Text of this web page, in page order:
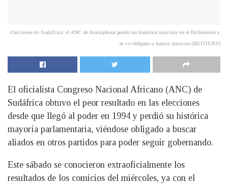
Elecciones en Sudáfrica: el ANC de Ramaphosa perdió su histórica mayoría en el Parlamento y
se ve obligado a buscar alianzas (REUTERS)
El oficialista Congreso Nacional Africano (ANC) de
Sudáfrica obtuvo el peor resultado en las elecciones
desde que llegó al poder en 1994 y perdió su histórica
mayoría parlamentaria, viéndose obligado a buscar
aliados en otros partidos para poder seguir gobernando.
Este sábado se conocieron extraoficialmente los
resultados de los comicios del miércoles, ya con el